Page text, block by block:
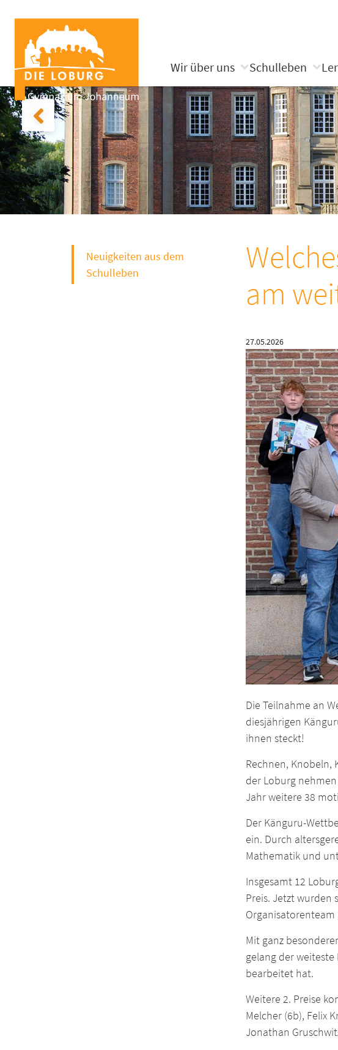
Wir über uns Schulleben
Neuigkeiten aus dem
Schulleben
am
27.05.2026
Die Teilnahme an
diesjährigen
ihnen steckt!
Rechnen, Knobeln,
der Loburg
Jahr weitere 38
Der Känguru-
ein. Durch
Mathematik und
Insgesamt 12
Preis. Jetzt wurden
Mit ganz
gelang der
bearbeitet hat.
Weitere 2. Preise
Melcher (6b), Felix
Jonathan